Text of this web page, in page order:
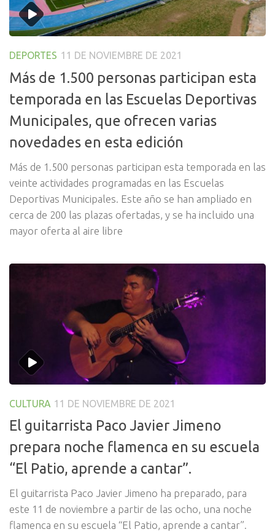
DEPORTES 11 DE NOVIEMBRE DE 2021
Más de 1.500 personas participan esta
temporada en las Escuelas Deportivas
Municipales, que ofrecen varias
novedades en esta edición
Más de 1.500 personas participan esta temporada en las
veinte actividades programadas en las Escuelas
Deportivas Municipales. Este año se han ampliado en
cerca de 200 las plazas ofertadas, y se ha incluido una
mayor oferta al aire libre
CULTURA 11 DE NOVIEMBRE DE 2021
El guitarrista Paco Javier Jimeno
prepara noche flamenca en su escuela
“El Patio, aprende a cantar”.
El guitarrista Paco Javier Jimeno ha preparado, para
este 11 de noviembre a partir de las ocho, una noche
flamenca en su escuela “El Patio, aprende a cantar”.